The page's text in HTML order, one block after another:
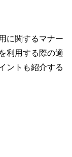
に関するマナー
利用する際の適
ントも紹介する